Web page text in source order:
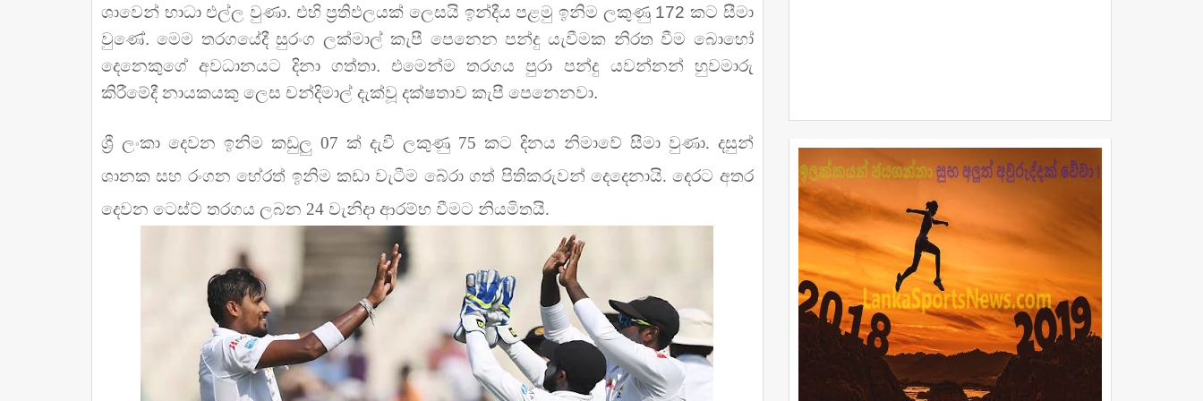
ශාවෙන් භාධා එල්ල වුණා. එහි ප්‍රතිඵලයක් ලෙසයි ඉන්දීය පළමු ඉනිම ලකුණු 172 කට සීමා
වුණේ. මෙම තරගයේදී සුරංග ලක්මාල් කැපී පෙනෙන පන්දු යැවීමක නිරත වීම බොහෝ
දෙනෙකුගේ අවධානයට දිනා ගත්තා. එමෙන්ම තරගය පුරා පන්දු යවන්නන් හුවමාරු
කිරීමේදී නායකයකු ලෙස චන්දිමාල් දැක්වූ දක්ෂතාව කැපී පෙනෙනවා.
ශ්‍රී ලංකා දෙවන ඉනිම කඩුලු 07 ක් දැවී ලකුණු 75 කට දිනය නිමාවේ සීමා වුණා. දසුන්
ශානක සහ රංගන හේරත් ඉනිම කඩා වැටීම බේරා ගත් පිතිකරුවන් දෙදෙනායි. දෙරට අතර
දෙවන ටෙස්ට් තරගය ලබන 24 වැනිදා ආරම්භ වීමට නියමිතයි.